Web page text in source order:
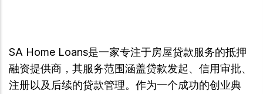
SA Home Loans是一家专注于房屋贷款服务的抵押
融资提供商，其服务范围涵盖贷款发起、信用审批、
注册以及后续的贷款管理。作为一个成功的创业典